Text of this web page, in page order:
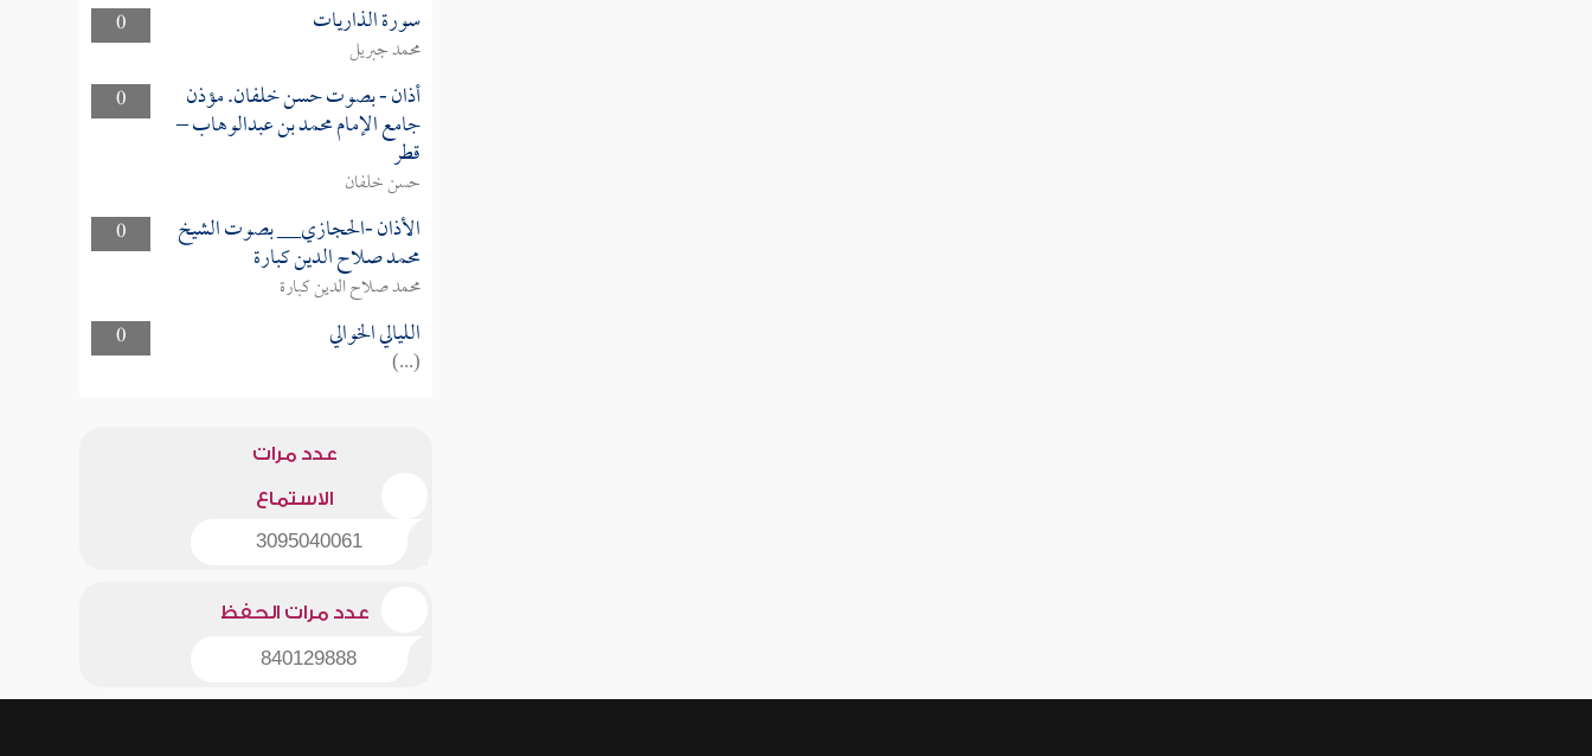
0
سورة الذاريات
محمد جبريل
0
أذان - بصوت حسن خلفان. مؤذن
جامع الإمام محمد بن عبدالوهاب –
قطر
حسن خلفان
0
الأذان -الحجازي__ بصوت الشيخ
محمد صلاح الدين كبارة
محمد صلاح الدين كبارة
0
الليالي الخوالي
(...)
عدد مرات
الاستماع
3095040061
عدد مرات الحفظ
840129888